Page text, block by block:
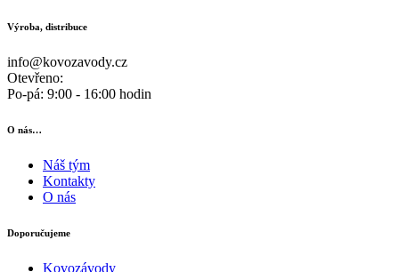
Výroba, distribuce
info@kovozavody.cz
Otevřeno:
Po-pá: 9:00 - 16:00 hodin
O nás…
Náš tým
Kontakty
O nás
Doporučujeme
Kovozávody